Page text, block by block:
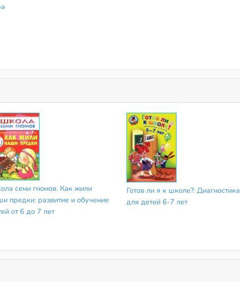
семи гномов. Как жили
предки: развитие и обучение
от 6 до 7 лет
Готов ли я к школе?: Диагностика
для детей 6-7 лет